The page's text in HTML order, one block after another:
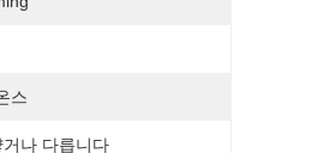
스
거나 다릅니다